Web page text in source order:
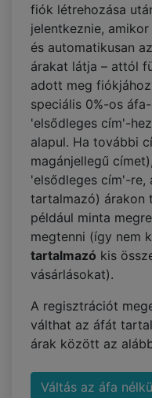
fiók létrehozása
jelentkeznie,
és automatikusan
árakat látja – attól
adott meg
speciális 0%-os
'elsődleges cím'-
alapul. Ha további
magánjellegű
'elsődleges cím'-re,
tartalmazó) árakon
például minta
megtenni (így nem
tartalmazó kis
vásárlásokat).
A regisztrációt
válthat az áfát
árak között az
Váltás az áfa